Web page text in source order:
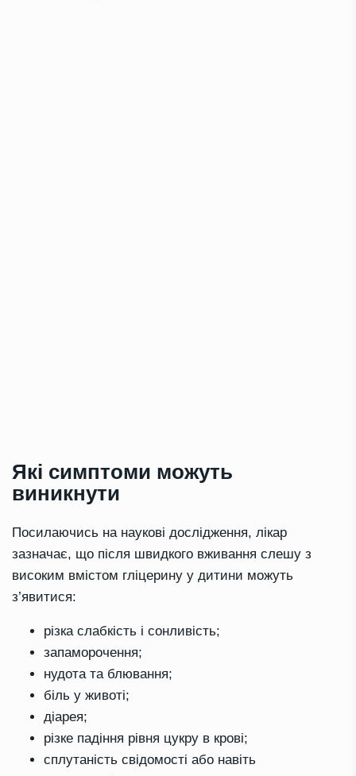
Які симптоми можуть
виникнути
Посилаючись на наукові дослідження, лікар
зазначає, що після швидкого вживання слешу з
високим вмістом гліцерину у дитини можуть
з’явитися:
різка слабкість і сонливість;
запаморочення;
нудота та блювання;
біль у животі;
діарея;
різке падіння рівня цукру в крові;
сплутаність свідомості або навіть